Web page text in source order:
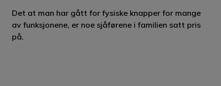
Det at man har gått for fysiske knapper for mange
av funksjonene, er noe sjåførene i familien satt pris
på.